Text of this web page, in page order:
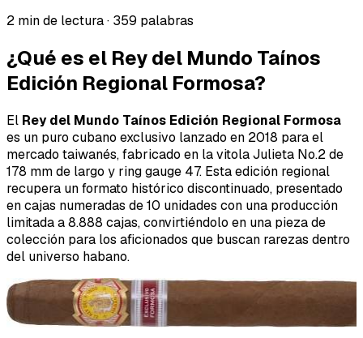
2 min de lectura · 359 palabras
¿Qué es el Rey del Mundo Taínos
Edición Regional Formosa?
El Rey del Mundo Taínos Edición Regional Formosa
es un puro cubano exclusivo lanzado en 2018 para el
mercado taiwanés, fabricado en la vitola Julieta No.2 de
178 mm de largo y ring gauge 47. Esta edición regional
recupera un formato histórico discontinuado, presentado
en cajas numeradas de 10 unidades con una producción
limitada a 8.888 cajas, convirtiéndolo en una pieza de
colección para los aficionados que buscan rarezas dentro
del universo habano.